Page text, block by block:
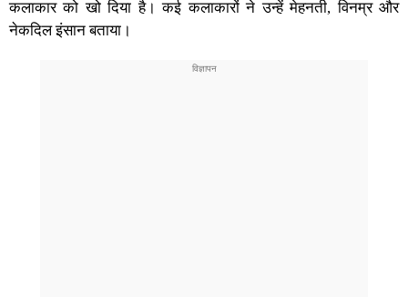
कलाकार को खो दिया है। कई कलाकारों ने उन्हें मेहनती, विनम्र और
नेकदिल इंसान बताया।